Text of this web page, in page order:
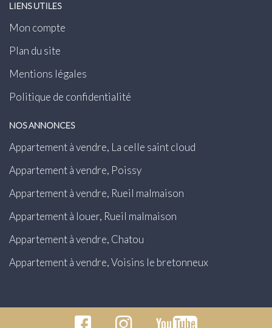
LIENS UTILES
Mon compte
Plan du site
Mentions légales
Politique de confidentialité
NOS ANNONCES
Appartement à vendre, La celle saint cloud
Appartement à vendre, Poissy
Appartement à vendre, Rueil malmaison
Appartement à louer, Rueil malmaison
Appartement à vendre, Chatou
Appartement à vendre, Voisins le bretonneux